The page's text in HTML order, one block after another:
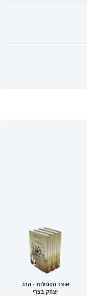
אוצר הסגולות - הרב
יצחק בצרי